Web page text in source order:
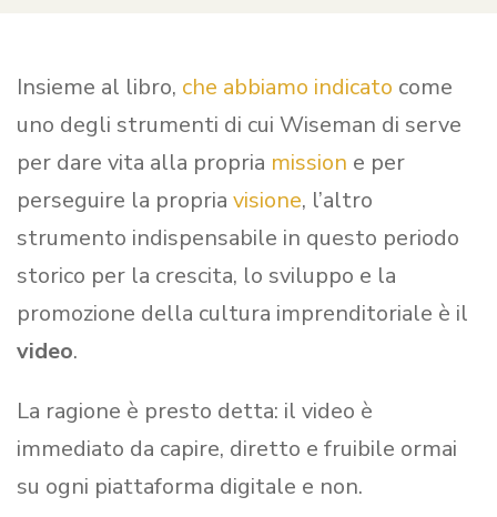
Insieme al libro, che abbiamo indicato come
uno degli strumenti di cui Wiseman di serve
per dare vita alla propria mission e per
perseguire la propria visione, l’altro
strumento indispensabile in questo periodo
storico per la crescita, lo sviluppo e la
promozione della cultura imprenditoriale è il
video.
La ragione è presto detta: il video è
immediato da capire, diretto e fruibile ormai
su ogni piattaforma digitale e non.